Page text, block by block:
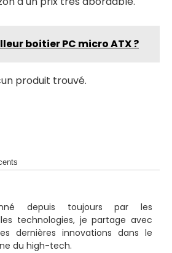
boitier PC micro ATX ?
produit trouvé.
depuis toujours par les
technologies, je partage avec
dernières innovations dans le
du high-tech.